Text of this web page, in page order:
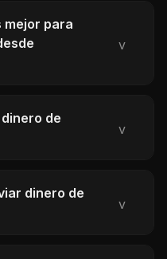
mejor para
v
de
v
dinero de
v